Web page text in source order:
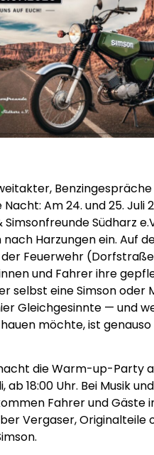
Benzingespräche
Nacht: Am 24. und 25. Juli
Simsonfreunde Südharz
Harzungen ein. Auf
Feuerwehr (Dorfstraße
und Fahrer ihre
selbst eine Simson oder
Gleichgesinnte — und
möchte, ist genauso
die Warm-up-Party
ab 18:00 Uhr. Bei Musik und
Fahrer und Gäste
Vergaser, Originalteile